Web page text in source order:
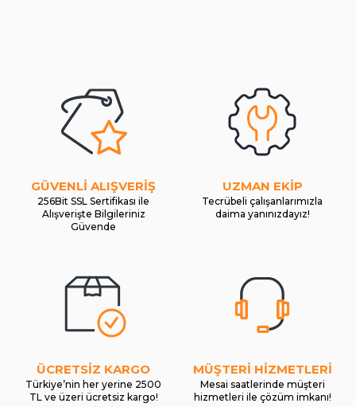
GÜVENLİ ALIŞVERİŞ
256Bit SSL Sertifikası ile
Alışverişte Bilgileriniz
Güvende
UZMAN EKİP
Tecrübeli çalışanlarımızla
daima yanınızdayız!
ÜCRETSİZ KARGO
Türkiye’nin her yerine 2500
TL ve üzeri ücretsiz kargo!
MÜŞTERİ HİZMETLERİ
Mesai saatlerinde müşteri
hizmetleri ile çözüm imkanı!